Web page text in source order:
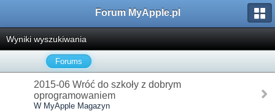
Forum MyApple.pl
Wyniki wyszukiwania
Forums
2015-06 Wróć do szkoły z dobrym
oprogramowaniem
W MyApple Magazyn